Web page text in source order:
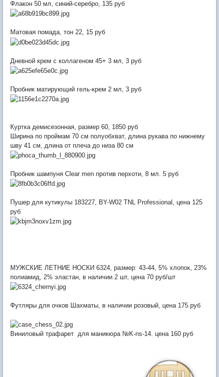
Флакон 50 мл, синий-серебро, 135 руб
Матовая помада, тон 22, 15 руб
Дневной крем с коллагеном 45+ 3 мл, 3 руб
Пробник матирующий гель-крем 2 мл, 3 руб
Куртка демисезонная, размер 60, 1850 руб
Ширина по проймам 70 см полуобхват, длина рукава по нижнему
шву 41 см, длина от плеча до низа 80 см
Пробник шампуня Clear men против перхоти, 8 мл. 5 руб
Пушер для кутикулы 183227, BY-W02 TNL Professional, цена 125
руб
МУЖСКИЕ ЛЕТНИЕ НОСКИ 6324, размер: 43-44, 5% хлопок, 23%
полиамид, 2% эластан, в наличии 2 шт, цена 70 руб/шт
Футляры для очков Шахматы, в наличии розовый, цена 175 руб
Виниловый трафарет для маникюра №K-ns-14. цена 160 руб